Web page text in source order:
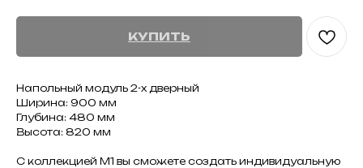
КУПИТЬ
Напольный модуль 2-х дверный
Ширина: 900 мм
Глубина: 480 мм
Высота: 820 мм
С коллекцией М1 вы сможете создать индивидуальную